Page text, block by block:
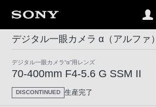
デジタル一眼カメラ α（アルファ）
デジタル一眼カメラ“α”用レンズ
70-400mm F4-5.6 G SSM II
DISCONTINUED 生産完了